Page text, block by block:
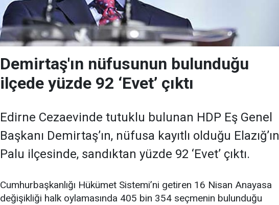
Demirtaş'ın nüfusunun bulunduğu
ilçede yüzde 92 ‘Evet’ çıktı
Edirne Cezaevinde tutuklu bulunan HDP Eş Genel
Başkanı Demirtaş’ın, nüfusa kayıtlı olduğu Elazığ’ın
Palu ilçesinde, sandıktan yüzde 92 ‘Evet’ çıktı.
Cumhurbaşkanlığı Hükümet Sistemi’ni getiren 16 Nisan Anayasa
değişikliği halk oylamasında 405 bin 354 seçmenin bulunduğu